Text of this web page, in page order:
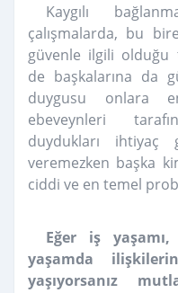
Kaygılı
çalışmalarda, bu
güvenle ilgili olduğu
de başkalarına da
duygusu onlara
ebeveynleri
duydukları ihtiyaç
veremezken başka
ciddi ve en temel
Eğer iş
yaşamda
yaşıyorsanız